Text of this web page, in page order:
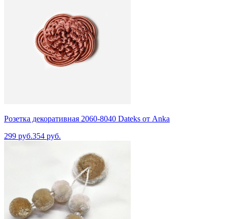
Розетка декоративная 2060-8040 Dateks от Anka
299 руб.354 руб.